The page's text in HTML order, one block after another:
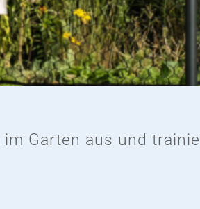
Garten aus und